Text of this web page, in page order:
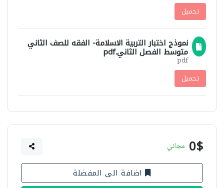
تحميل
نموذج اختبار التربية الاسلامة- الفقه للصف الثاني
متوسط الفصل الثاني.pdf
pdf
تحميل
0$ مجاني
اضافة الى المفضلة